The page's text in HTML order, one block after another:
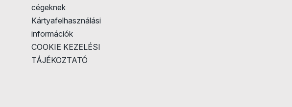
cégeknek
Kártyafelhasználási
információk
COOKIE KEZELÉSI
TÁJÉKOZTATÓ